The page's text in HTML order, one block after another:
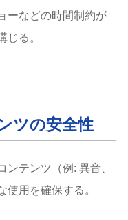
ーなどの時間制約が
じる。
ツの安全性
テンツ（例: 異音、
使用を確保する。